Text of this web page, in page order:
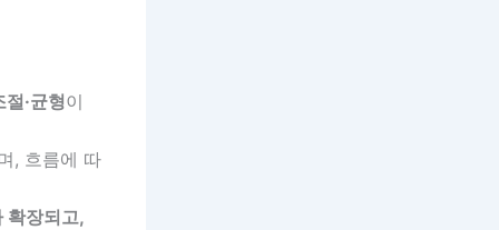
절·균형이
, 흐름에 따
확장되고,